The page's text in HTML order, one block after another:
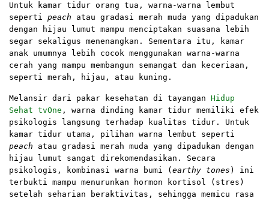
Untuk kamar tidur orang tua, warna-warna lembut
seperti peach atau gradasi merah muda yang dipadukan
dengan hijau lumut mampu menciptakan suasana lebih
segar sekaligus menenangkan. Sementara itu, kamar
anak umumnya lebih cocok menggunakan warna-warna
cerah yang mampu membangun semangat dan keceriaan,
seperti merah, hijau, atau kuning.
Melansir dari pakar kesehatan di tayangan Hidup
Sehat tvOne , warna dinding kamar tidur memiliki efek
psikologis langsung terhadap kualitas tidur. Untuk
kamar tidur utama, pilihan warna lembut seperti
peach atau gradasi merah muda yang dipadukan dengan
hijau lumut sangat direkomendasikan. Secara
psikologis, kombinasi warna bumi ( earthy tones ) ini
terbukti mampu menurunkan hormon kortisol (stres)
setelah seharian beraktivitas, sehingga memicu rasa